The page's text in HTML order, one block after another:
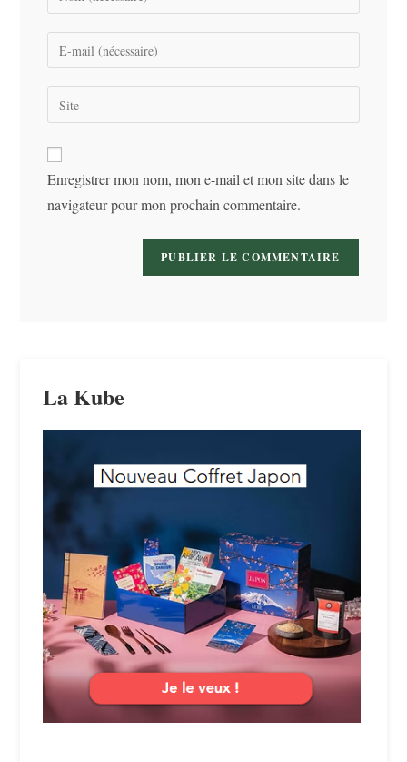
your
name
comment
Enter
your
email
address
Saisir
l’URL
votre
site
(facultatif)
Enregistrer mon nom, mon e-mail et mon site dans le
navigateur pour mon prochain commentaire.
La Kube